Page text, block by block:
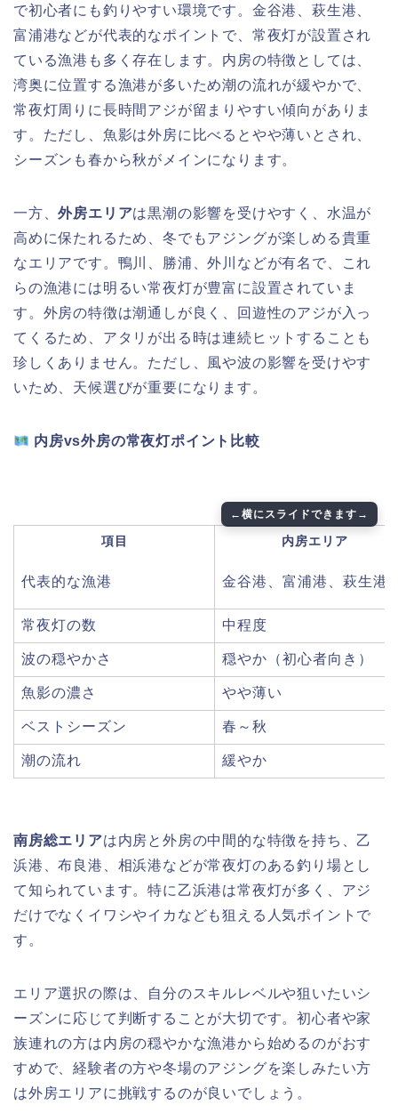
で初心者にも釣りやすい環境です。金谷港、萩生港、
富浦港などが代表的なポイントで、常夜灯が設置され
ている漁港も多く存在します。内房の特徴としては、
湾奥に位置する漁港が多いため潮の流れが緩やかで、
常夜灯周りに長時間アジが留まりやすい傾向がありま
す。ただし、魚影は外房に比べるとやや薄いとされ、
シーズンも春から秋がメインになります。
一方、外房エリアは黒潮の影響を受けやすく、水温が
高めに保たれるため、冬でもアジングが楽しめる貴重
なエリアです。鴨川、勝浦、外川などが有名で、これ
らの漁港には明るい常夜灯が豊富に設置されていま
す。外房の特徴は潮通しが良く、回遊性のアジが入っ
てくるため、アタリが出る時は連続ヒットすることも
珍しくありません。ただし、風や波の影響を受けやす
いため、天候選びが重要になります。
内房vs外房の常夜灯ポイント比較
項目 内房エリア
代表的な漁港 金谷港、富浦港、萩生港
常夜灯の数 中程度
波の穏やかさ 穏やか（初心者向き）
魚影の濃さ やや薄い
ベストシーズン 春～秋
潮の流れ 緩やか
南房総エリアは内房と外房の中間的な特徴を持ち、乙
浜港、布良港、相浜港などが常夜灯のある釣り場とし
て知られています。特に乙浜港は常夜灯が多く、アジ
だけでなくイワシやイカなども狙える人気ポイントで
す。
エリア選択の際は、自分のスキルレベルや狙いたいシ
ーズンに応じて判断することが大切です。初心者や家
族連れの方は内房の穏やかな漁港から始めるのがおす
すめで、経験者の方や冬場のアジングを楽しみたい方
は外房エリアに挑戦するのが良いでしょう。